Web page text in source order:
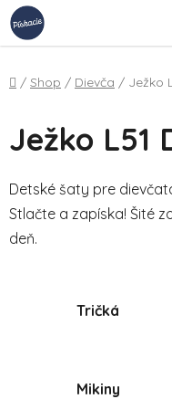
Prejsť na obsah
Domov
/ Shop / Dievča / Ježko
Ježko L51
Detské šaty pre
Stlačte a zapíska! Šité
deň.
Tričká
Mikiny